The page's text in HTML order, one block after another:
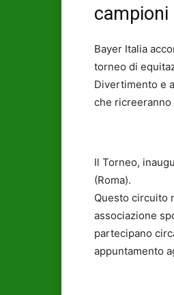
campioni
Bayer Italia
torneo di
Divertimento e
che ricreeranno
Il Torneo,
(Roma).
Questo circuito
associazione
partecipano
appuntamento